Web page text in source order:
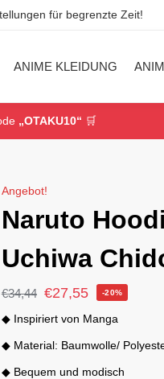
für begrenzte Zeit!
ANIME KLEIDUNG
„OTAKU10“ 🛒
Angebot!
Naruto
Uchiwa
€34,44 €27,55 -20%
◆ Inspiriert von Manga
◆ Material: Baumwolle/
◆ Bequem und modisch